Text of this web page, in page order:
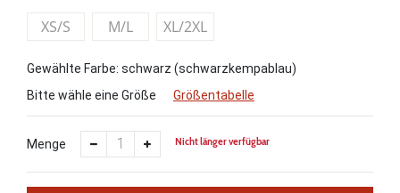
XS/S M/L XL/2XL
Gewählte Farbe: schwarz (schwarzkempablau)
Bitte wähle eine Größe
Größentabelle
Menge Nicht länger verfügbar